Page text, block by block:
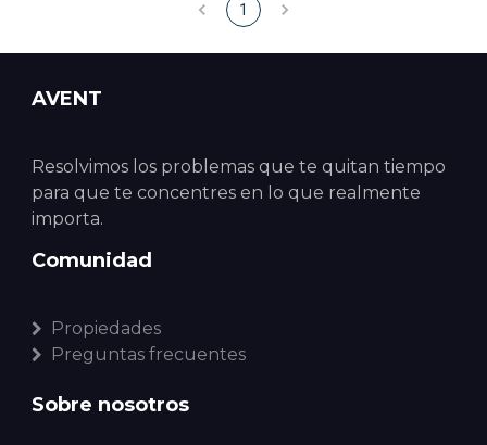
1
AVENT
Resolvimos los problemas que te quitan tiempo
para que te concentres en lo que realmente
importa.
Comunidad
Propiedades
Preguntas frecuentes
Sobre nosotros